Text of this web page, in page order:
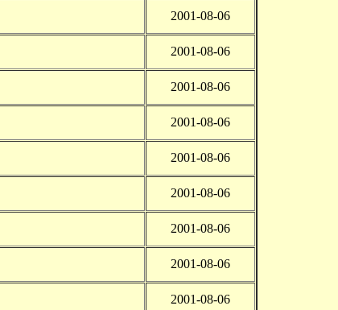
2001-08-06
2001-08-06
2001-08-06
2001-08-06
2001-08-06
2001-08-06
2001-08-06
2001-08-06
2001-08-06